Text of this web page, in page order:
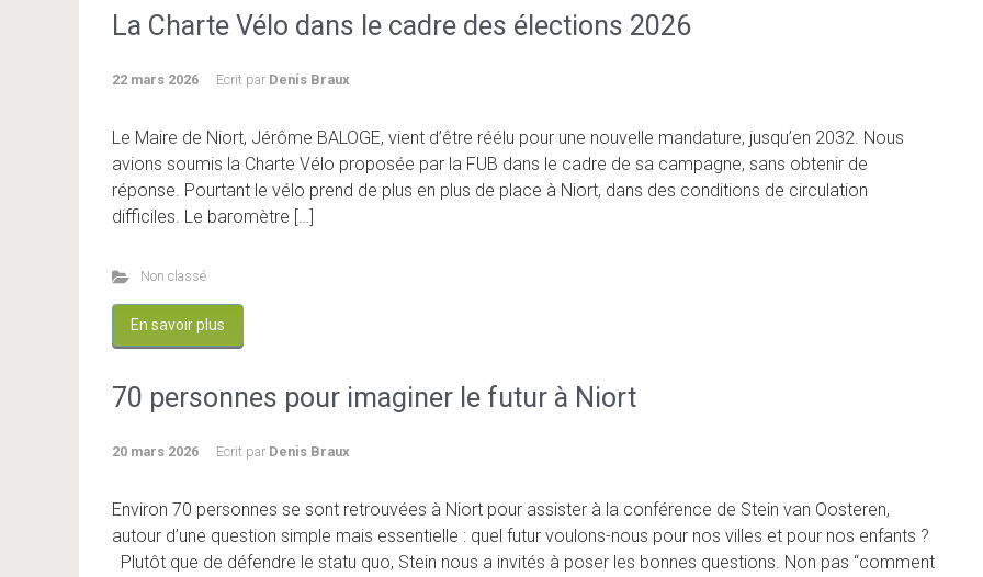
La Charte Vélo dans le cadre des élections 2026
22 mars 2026 Ecrit par Denis Braux
Le Maire de Niort, Jérôme BALOGE, vient d’être réélu pour une nouvelle mandature, jusqu’en 2032. Nous
avions soumis la Charte Vélo proposée par la FUB dans le cadre de sa campagne, sans obtenir de
réponse. Pourtant le vélo prend de plus en plus de place à Niort, dans des conditions de circulation
difficiles. Le baromètre […]
Non classé
En savoir plus
70 personnes pour imaginer le futur à Niort
20 mars 2026 Ecrit par Denis Braux
Environ 70 personnes se sont retrouvées à Niort pour assister à la conférence de Stein van Oosteren,
autour d’une question simple mais essentielle : quel futur voulons-nous pour nos villes et pour nos enfants ?
Plutôt que de défendre le statu quo, Stein nous a invités à poser les bonnes questions. Non pas “comment